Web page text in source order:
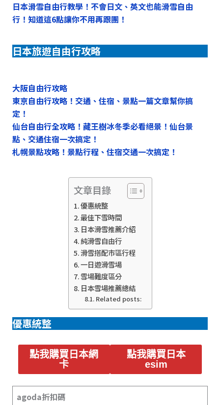
日本滑雪自由行教學！不會日文、英文也能滑雪自由
行！知道這6點讓你不用再跟團！
日本旅遊自由行攻略
大阪自由行攻略
東京自由行攻略！交通、住宿、景點一篇文章幫你搞
定！
仙台自由行全攻略！藏王樹冰冬季必看絕景！仙台景
點、交通住宿一次搞定！
札幌景點攻略！景點行程、住宿交通一次搞定！
文章目錄
優惠統整
最佳下雪時間
日本滑雪推薦介紹
純滑雪自由行
滑雪搭配市區行程
一日遊滑雪場
雪場難度區分
日本雪場推薦總結
Related posts:
優惠統整
點我購買日本網
卡
點我購買日本
esim
agoda折扣碼